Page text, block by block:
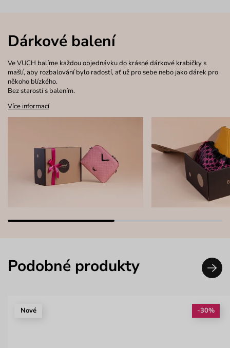
Dárkové balení
Ve VUCH balíme každou objednávku do krásné dárkové krabičky s
mašlí, aby rozbalování bylo radostí, ať už pro sebe nebo jako dárek pro
někoho blízkého.
Bez starostí s balením.
Více informací
Podobné produkty
Nové -30%